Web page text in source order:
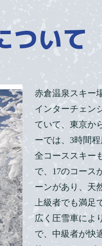
ついて
赤倉温泉スキー
インターチェン
ていて、東京か
ーでは、3時間
全コーススキー
で、17のコース
ーンがあり、天
上級者でも満足
広く圧雪車によ
で、中級者が快